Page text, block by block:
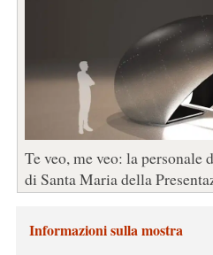
Te veo, me veo: la
di Santa Maria della
Informazioni sulla mostra